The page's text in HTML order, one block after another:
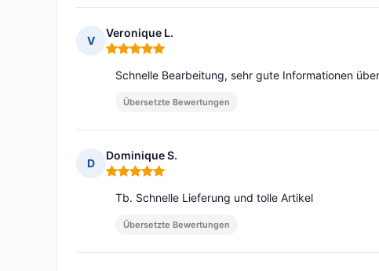
V
Veronique L.
Hinweis: 5 von 5
Schnelle Bearbeitung, sehr gute Informationen
Übersetzte Bewertungen
D
Dominique S.
Hinweis: 5 von 5
Tb. Schnelle Lieferung und tolle Artikel
Übersetzte Bewertungen